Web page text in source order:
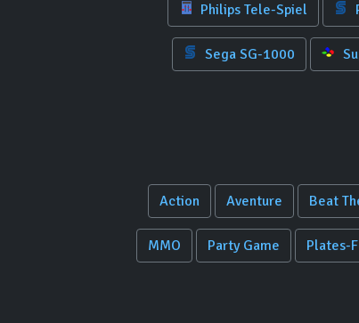
Philips Tele-Spiel
Sega SG-1000
Action Aventure Beat
MMO Party Game Plates-